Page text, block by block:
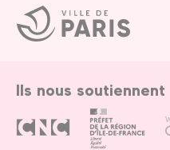
Ville
de
Paris
Ils nous soutiennent